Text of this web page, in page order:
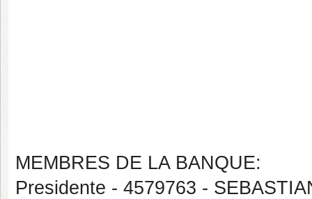
MEMBRES DE LA BANQUE:
Presidente - 4579763 -